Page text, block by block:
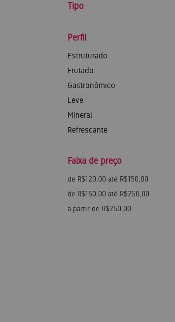
Tipo
Perfil
Estruturado
Frutado
Gastronômico
Leve
Mineral
Refrescante
Faixa de preço
de R$120,00 até R$150,00
de R$150,00 até R$250,00
a partir de R$250,00